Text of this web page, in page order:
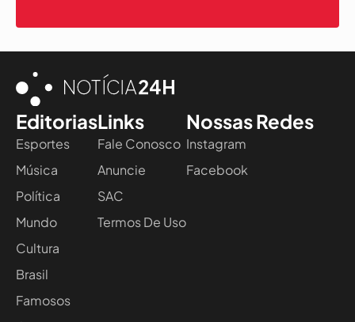
Editorias
Esportes
Música
Política
Mundo
Cultura
Brasil
Famosos
Links
Fale Conosco
Anuncie
SAC
Termos De Uso
Nossas Redes
Instagram
Facebook